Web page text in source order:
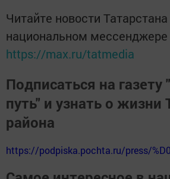
Читайте новости Татарстана
национальном
https://max.ru/tatmedia
Подписаться на газету
путь" и узнать о жизни
района
https://podpiska.pochta.ru/press/